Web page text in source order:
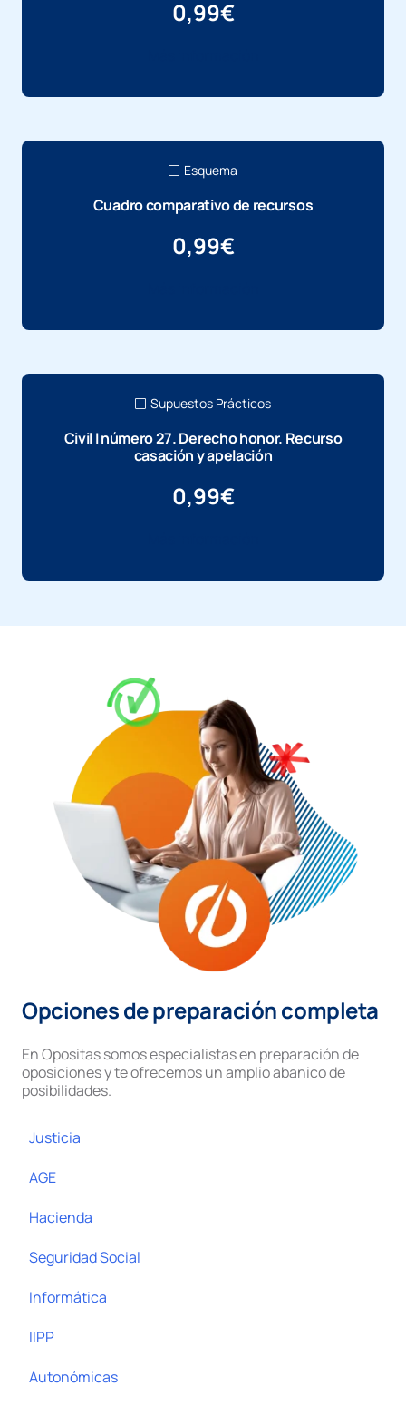
0,99€
Esquema
Cuadro comparativo de recursos
0,99€
Supuestos Prácticos
Civil I número 27. Derecho honor. Recurso
casación y apelación
0,99€
Opciones de preparación completa
En Opositas somos especialistas en preparación de
oposiciones y te ofrecemos un amplio abanico de
posibilidades.
Justicia
AGE
Hacienda
Seguridad Social
Informática
IIPP
Autonómicas